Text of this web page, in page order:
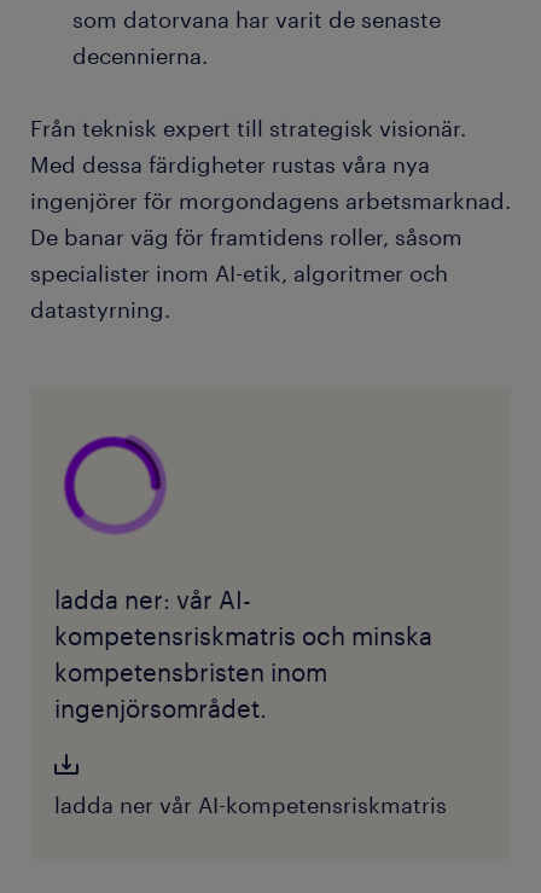
som datorvana har varit de senaste
decennierna.
Från teknisk expert till strategisk visionär.
Med dessa färdigheter rustas våra nya
ingenjörer för morgondagens arbetsmarknad.
De banar väg för framtidens roller, såsom
specialister inom AI-etik, algoritmer och
datastyrning.
ladda ner: vår AI-
kompetensriskmatris och minska
kompetensbristen inom
ingenjörsområdet.
ladda ner vår AI-kompetensriskmatris